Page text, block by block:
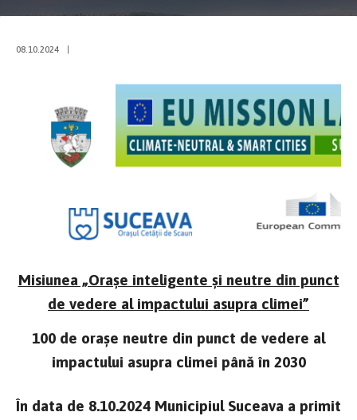
08.10.2024
Misiunea „Orașe inteligente și neutre din punct
de vedere al impactului asupra climei”
100 de orașe neutre din punct de vedere al
impactului asupra climei până în 2030
În data de 8.10.2024 Municipiul Suceava a primit